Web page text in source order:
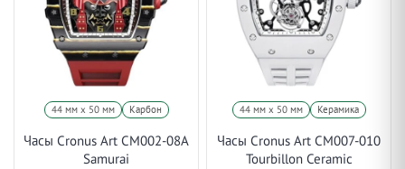
44 мм x 50 мм Карбон
Часы Cronus Art CM002-08A
Samurai
44 мм x 50 мм Керамика
Часы Cronus Art CM007-010
Tourbillon Ceramic